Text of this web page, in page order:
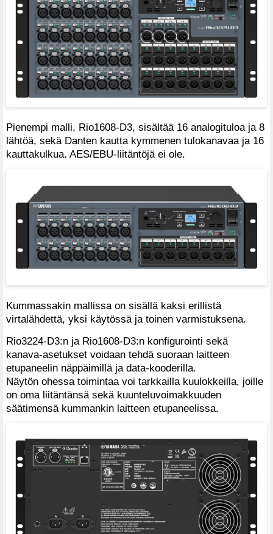
Pienempi malli, Rio1608-D3, sisältää 16 analogituloa ja 8
lähtöä, sekä Danten kautta kymmenen tulokanavaa ja 16
kauttakulkua. AES/EBU-liitäntöjä ei ole.
Kummassakin mallissa on sisällä kaksi erillistä
virtalähdettä, yksi käytössä ja toinen varmistuksena.
Rio3224-D3:n ja Rio1608-D3:n konfigurointi sekä
kanava-asetukset voidaan tehdä suoraan laitteen
etupaneelin näppäimillä ja data-kooderilla.
Näytön ohessa toimintaa voi tarkkailla kuulokkeilla, joille
on oma liitäntänsä sekä kuunteluvoimakkuuden
säätimensä kummankin laitteen etupaneelissa.